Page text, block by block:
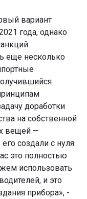
вариант
года, однако
еще несколько
доработки
на собственной
вещей —
создали с нуля
это полностью
использовать
и это
прибора», -